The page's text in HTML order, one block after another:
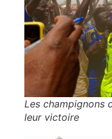
Les champignons
leur victoire